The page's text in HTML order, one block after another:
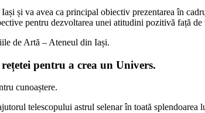
și va avea ca principal obiectiv prezentarea în
pentru dezvoltarea unei atitudini pozitivă față
de Artă – Ateneul din Iași.
pentru a crea un Univers.
cunoaștere.
telescopului astrul selenar în toată splendoarea